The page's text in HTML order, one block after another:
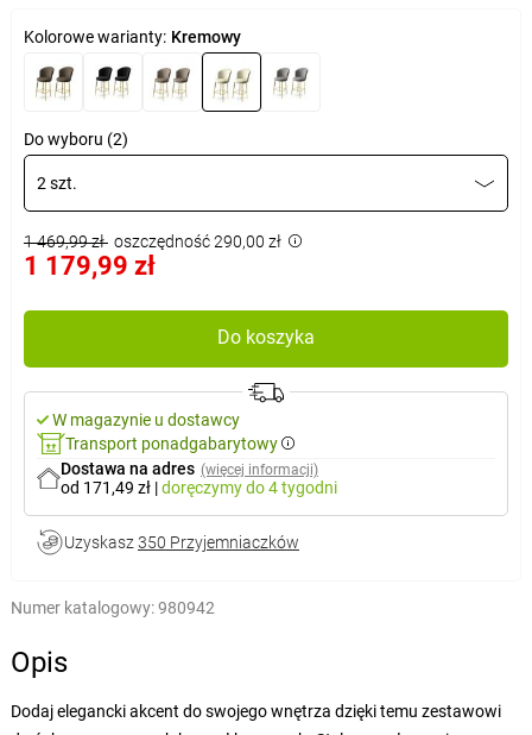
Kolorowe warianty: Kremowy
Do wyboru (2)
2 szt.
1 469,99 zł oszczędność 290,00 zł
1 179,99 zł
Do koszyka
W magazynie u dostawcy
Transport ponadgabarytowy
Dostawa na adres (więcej informacji)
od 171,49 zł |doręczymydo 4 tygodni
Uzyskasz 350 Przyjemniaczków
Numer katalogowy:980942
Opis
Dodaj elegancki akcent do swojego wnętrza dzięki temu zestawowi